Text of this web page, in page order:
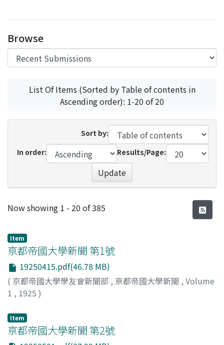
Browse
List Of Items (Sorted by Table of contents in
Ascending order): 1-20 of 20
Sort by:
In order:
Results/Page:
Update
Recent Submissions
Now showing 1 - 20 of 385
Item
亰都帝國大學新聞 第1號
19250415.pdf(46.78 MB)
( 京都帝國大學學友會新聞部 , 亰都帝國大學新聞 , Volume
1 , 1925 )
Item
亰都帝國大學新聞 第2號